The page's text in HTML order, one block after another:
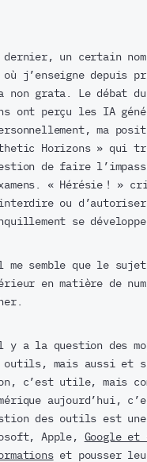
dernier, un certain
où j’enseigne depuis
non grata. Le débat
ont perçu les IA
ma
Horizons » qui
de faire
« Hérésie ! »
ou
se
semble que le
en matière de
a la question des
outils, mais aussi
c’est utile, mais
aujourd’hui,
des outils est une
Apple, Google
et pousser